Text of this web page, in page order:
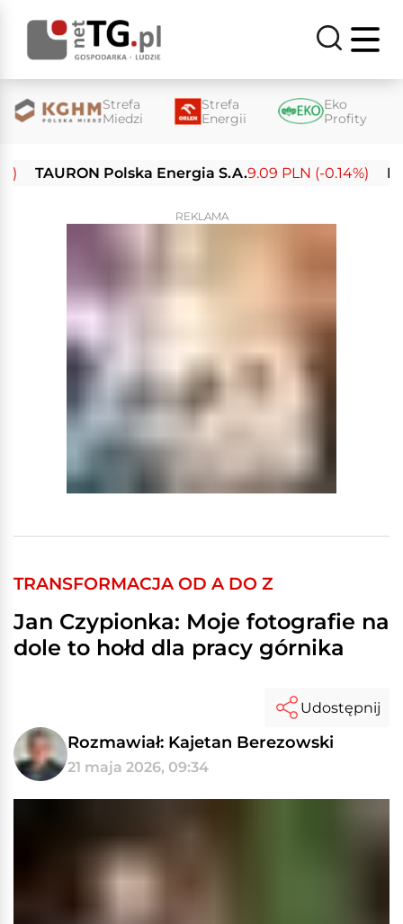
Strefa
Miedzi
Strefa
Energii
Eko
Profity
Polska Energia S.A.9.09 PLN (-0.14%) Enea
REKLAMA
TRANSFORMACJA OD A DO Z
Jan Czypionka: Moje fotografie na
dole to hołd dla pracy górnika
Rozmawiał: Kajetan Berezowski
21 maja 2026, 09:34
Udostępnij